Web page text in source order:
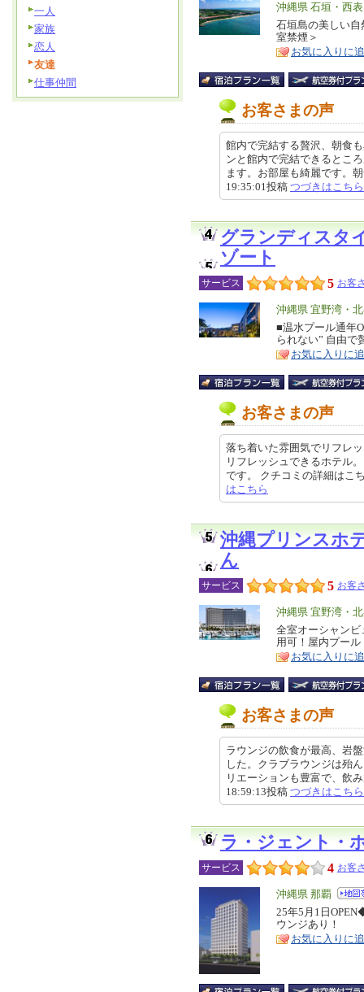
エ
リ
ア
沖縄県 石垣・西
特
徴
石垣島の美しい
室禁煙＞
お気に入りに
お客さまの声
館内で完結する贅沢、朝食
ンと館内で完結できるとこ
ます。お部屋も綺麗です。
19:35:01投稿 つづきはこちら
グランディス
ゾート
サービス 5 お客
エ
リ
ア
沖縄県 宜野湾・
特
徴
■温水プール通年
られない” 自由
お気に入りに
お客さまの声
落ち着いた雰囲気でリフレ
リフレッシュできるホテル
です。 クチコミの詳細は
はこちら
沖縄プリンスホ
ん
サービス 5 お客
エ
リ
ア
沖縄県 宜野湾・
特
徴
全室オーシャン
用可！屋内プー
お気に入りに
お客さまの声
ラウンジの飲食が最高、岩
した。クラブラウンジは殆
リエーションも豊富で、飲
18:59:13投稿 つづきはこちら
ラ・ジェント・
サービス 4 お客
エ
リ
ア
沖縄県 那覇
特
徴
25年5月1日
ウンジあり！
お気に入りに
一人
家族
恋人
友達
仕事仲間